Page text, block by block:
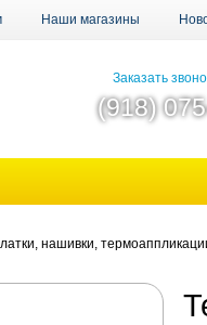
Наши магазины
Заказать
(918)
нашивки,